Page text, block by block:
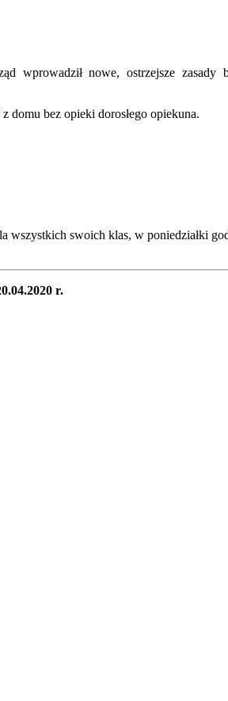
wprowadził nowe, ostrzejsze zasady
domu bez opieki dorosłego opiekuna.
wszystkich swoich klas, w poniedziałki
r.